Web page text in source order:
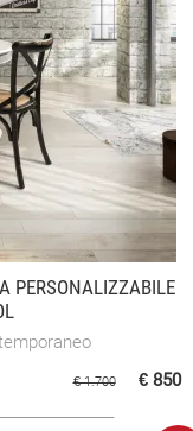
PERSONALIZZABILE
€ 1.700 € 850